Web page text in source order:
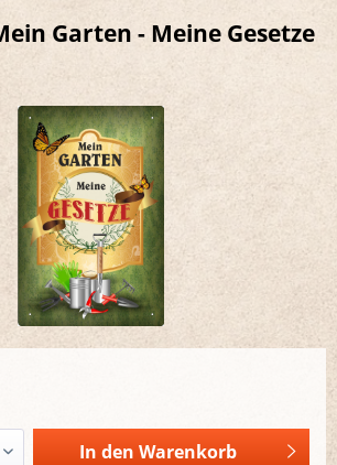
Garten - Meine Gesetze
In den Warenkorb